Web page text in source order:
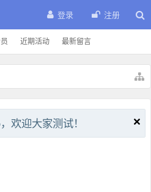
近期活动 最新留言
登录 注册
欢迎大家测试！